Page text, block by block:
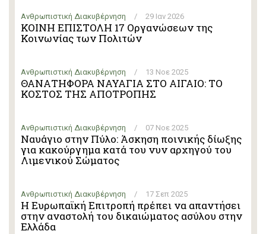
Ανθρωπιστική Διακυβέρνηση / 29 Ιαν 2026
ΚΟΙΝΗ ΕΠΙΣΤΟΛΗ 17 Οργανώσεων της
Κοινωνίας των Πολιτών
Ανθρωπιστική Διακυβέρνηση / 13 Νοε 2025
ΘΑΝΑΤΗΦΟΡΑ ΝΑΥΑΓΙΑ ΣΤΟ ΑΙΓΑΙΟ: ΤΟ
ΚΟΣΤΟΣ ΤΗΣ ΑΠΟΤΡΟΠΗΣ
Ανθρωπιστική Διακυβέρνηση / 07 Νοε 2025
Ναυάγιο στην Πύλο: Άσκηση ποινικής δίωξης
για κακούργημα κατά του νυν αρχηγού του
Λιμενικού Σώματος
Ανθρωπιστική Διακυβέρνηση / 17 Σεπ 2025
Η Ευρωπαϊκή Επιτροπή πρέπει να απαντήσει
στην αναστολή του δικαιώματος ασύλου στην
Ελλάδα